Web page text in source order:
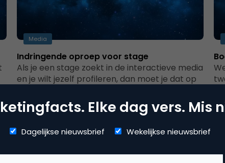
Media
Indringende oproep voor stage
Als je een stage zoekt in de interactieve media
en je wilt jezelf profileren, dan moet je dat op
Elke dag vers. Mis
Dagelijkse nieuwsbrief Wekelijkse nieuwsbrief